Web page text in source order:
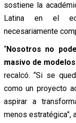
sostiene la
Latina en el
necesariamente
“Nosotros no
masivo de
recalcó. “Si se
como un proyecto
aspirar a
menos estratégica”,